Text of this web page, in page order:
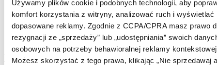
Używamy plików cookie i podobnych technologii, aby
komfort korzystania z witryny, analizować ruch i wyświetlać
dopasowane reklamy. Zgodnie z CCPA/CPRA masz prawo
rezygnacji ze „sprzedaży” lub „udostępniania” swoich
osobowych na potrzeby behawioralnej reklamy
Możesz skorzystać z tego prawa, klikając „Nie sprzedawaj
Polityka prywatności
Plikach cookie
Warunki Dostawy i Zwrotów
Warunki sprzedaży
Odstąpienie od umowy
Dołącz do klubu CERTINA